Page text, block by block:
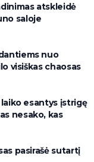
atskleidė
saloje
nuo
visiškas chaosas
esantys įstrigę
nesako, kas
pasirašė sutartį